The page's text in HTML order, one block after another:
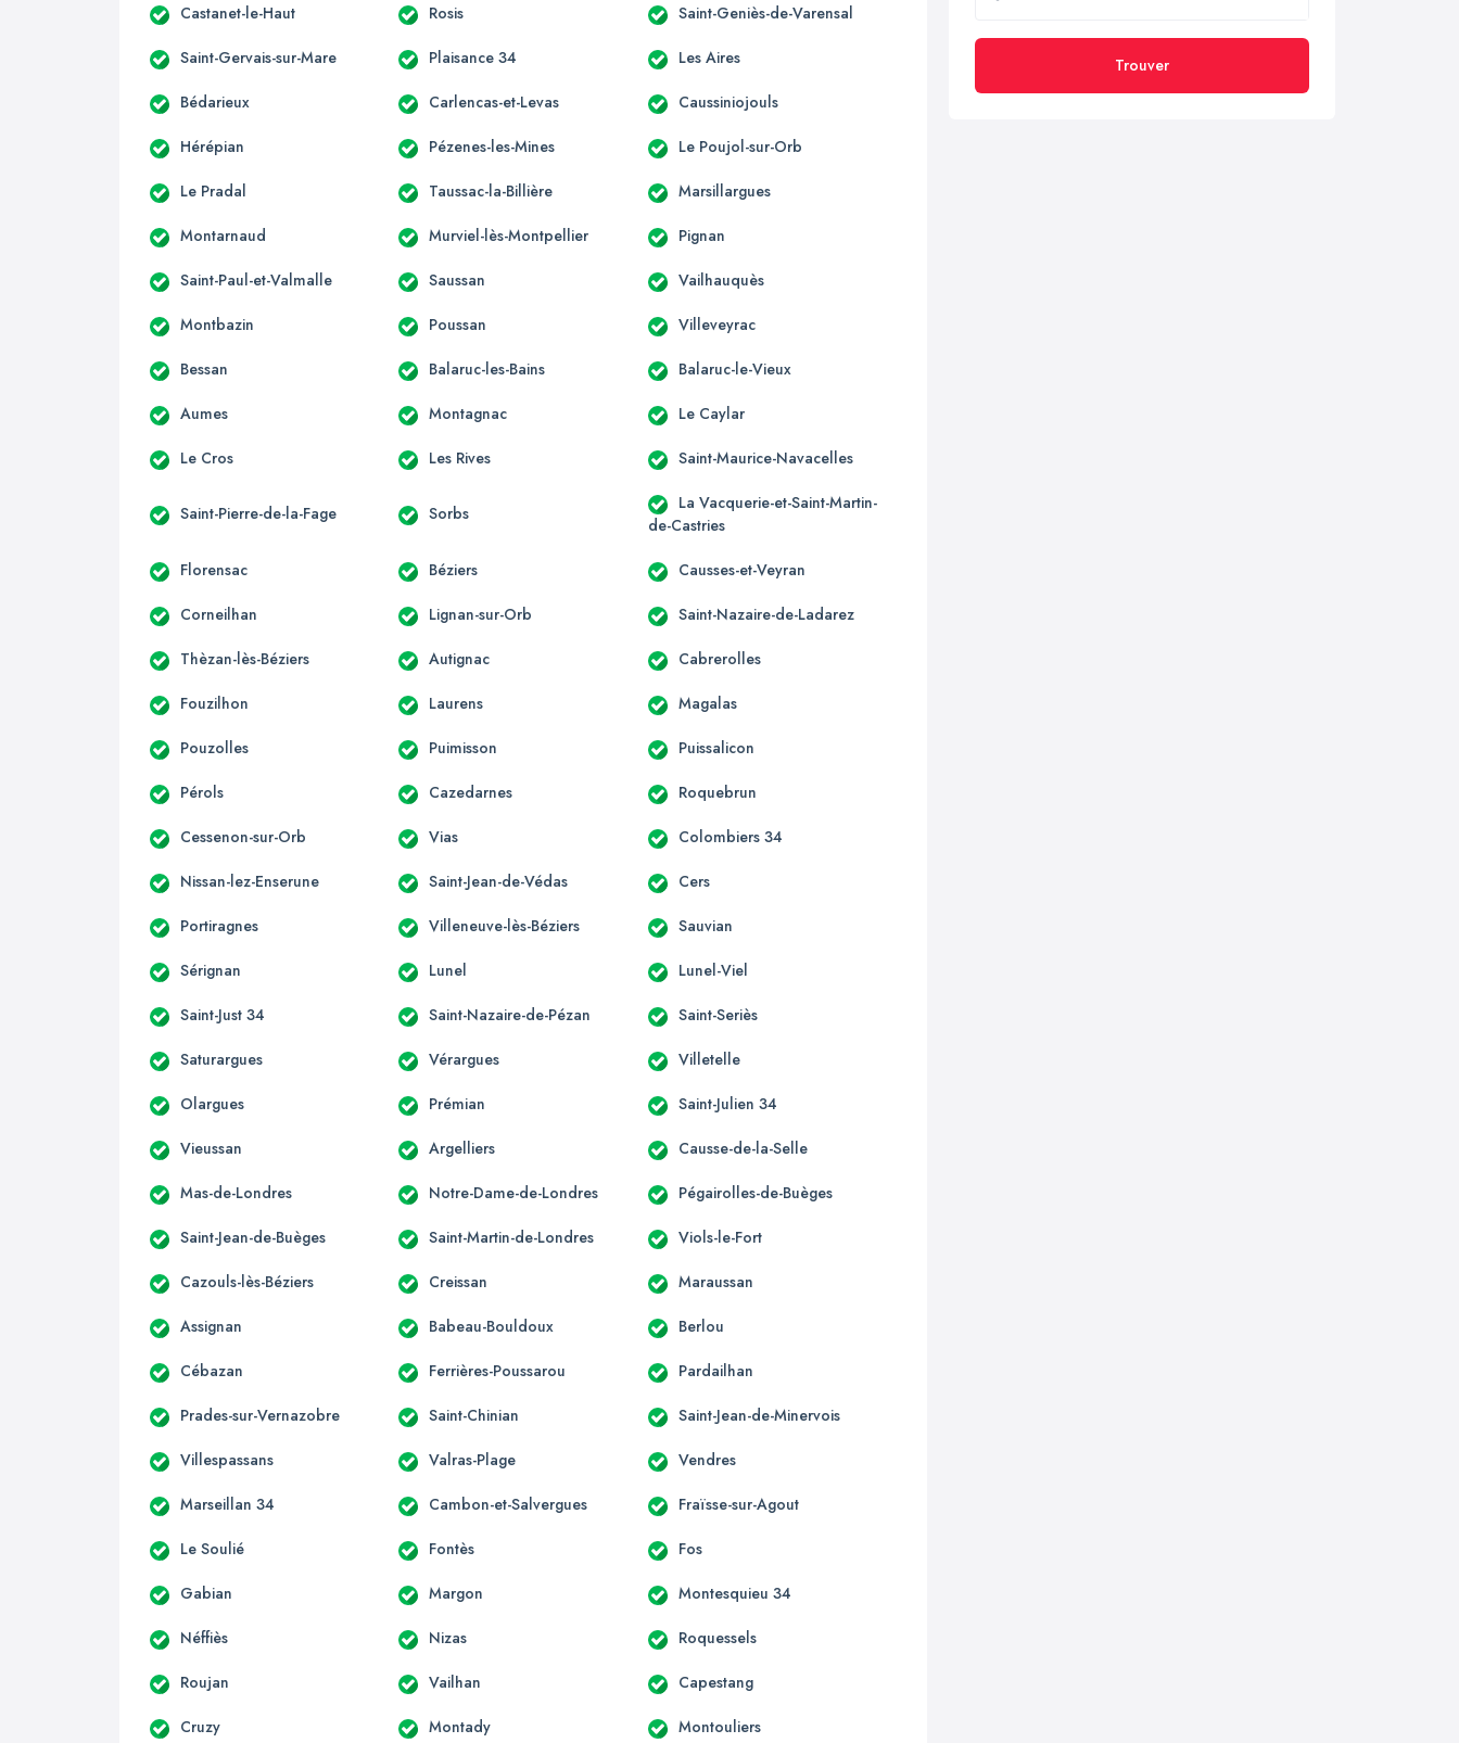
Castanet-le-Haut Rosis Saint-Geniès-de-Varensal
Saint-Gervais-sur-Mare Plaisance 34 Les Aires
Bédarieux Carlencas-et-Levas Caussiniojouls
Hérépian Pézenes-les-Mines Le Poujol-sur-Orb
Le Pradal Taussac-la-Billière Marsillargues
Montarnaud Murviel-lès-Montpellier Pignan
Saint-Paul-et-Valmalle Saussan Vailhauquès
Montbazin Poussan Villeveyrac
Bessan Balaruc-les-Bains Balaruc-le-Vieux
Aumes Montagnac Le Caylar
Le Cros Les Rives Saint-Maurice-Navacelles
Saint-Pierre-de-la-Fage Sorbs
La Vacquerie-et-Saint-Martin-
de-Castries
Florensac Béziers Causses-et-Veyran
Corneilhan Lignan-sur-Orb Saint-Nazaire-de-Ladarez
Thèzan-lès-Béziers Autignac Cabrerolles
Fouzilhon Laurens Magalas
Pouzolles Puimisson Puissalicon
Pérols Cazedarnes Roquebrun
Cessenon-sur-Orb Vias Colombiers 34
Nissan-lez-Enserune Saint-Jean-de-Védas Cers
Portiragnes Villeneuve-lès-Béziers Sauvian
Sérignan Lunel Lunel-Viel
Saint-Just 34 Saint-Nazaire-de-Pézan Saint-Seriès
Saturargues Vérargues Villetelle
Olargues Prémian Saint-Julien 34
Vieussan Argelliers Causse-de-la-Selle
Mas-de-Londres Notre-Dame-de-Londres Pégairolles-de-Buèges
Saint-Jean-de-Buèges Saint-Martin-de-Londres Viols-le-Fort
Cazouls-lès-Béziers Creissan Maraussan
Assignan Babeau-Bouldoux Berlou
Cébazan Ferrières-Poussarou Pardailhan
Prades-sur-Vernazobre Saint-Chinian Saint-Jean-de-Minervois
Villespassans Valras-Plage Vendres
Marseillan 34 Cambon-et-Salvergues Fraïsse-sur-Agout
Le Soulié Fontès Fos
Gabian Margon Montesquieu 34
Néffiès Nizas Roquessels
Roujan Vailhan Capestang
Cruzy Montady Montouliers
Trouver